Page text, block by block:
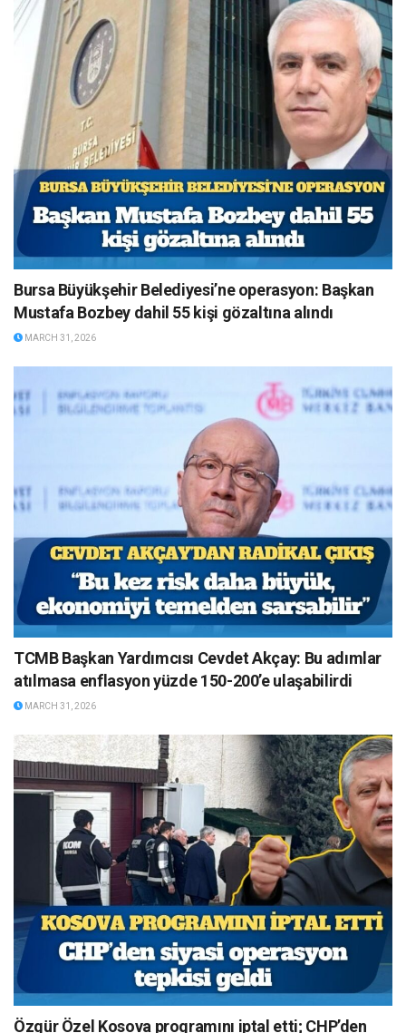
Bursa Büyükşehir Belediyesi’ne operasyon: Başkan
Mustafa Bozbey dahil 55 kişi gözaltına alındı
MARCH 31, 2026
TCMB Başkan Yardımcısı Cevdet Akçay: Bu adımlar
atılmasa enflasyon yüzde 150-200’e ulaşabilirdi
MARCH 31, 2026
Özgür Özel Kosova programını iptal etti; CHP’den